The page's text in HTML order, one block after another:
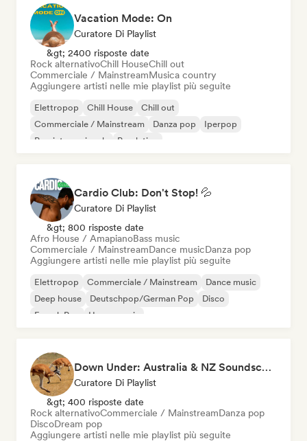
Vacation Mode: On
Curatore Di Playlist
&gt; 2400 risposte date
Rock alternativoChill HouseChill out
Commerciale / MainstreamMusica country
Aggiungere artisti nelle mie playlist più seguite
Elettropop Chill House
Chill out
Commerciale / Mainstream
Danza pop
Iperpop
Pop internazionale
Pop latino
Cardio Club: Don't Stop! 💦
Curatore Di Playlist
&gt; 800 risposte date
Afro House / AmapianoBass music
Commerciale / MainstreamDance musicDanza pop
Aggiungere artisti nelle mie playlist più seguite
Elettropop Commerciale / Mainstream
Dance music
Deep house
Deutschpop/German Pop
Disco
French Pop
House music
Down Under: Australia & NZ Soundscape
Curatore Di Playlist
&gt; 400 risposte date
Rock alternativoCommerciale / MainstreamDanza pop
DiscoDream pop
Aggiungere artisti nelle mie playlist più seguite